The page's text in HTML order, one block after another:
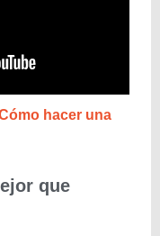
hacer una
que